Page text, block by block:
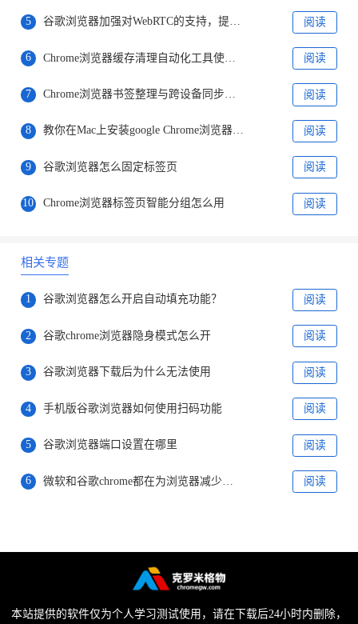
5 谷歌浏览器加强对WebRTC的支持，提升视频通话质量 阅读
6 Chrome浏览器缓存清理自动化工具使用方法 阅读
7 Chrome浏览器书签整理与跨设备同步优化操作 阅读
8 教你在Mac上安装google Chrome浏览器并优化设置 阅读
9 谷歌浏览器怎么固定标签页 阅读
10 Chrome浏览器标签页智能分组怎么用 阅读
相关专题
1 谷歌浏览器怎么开启自动填充功能？ 阅读
2 谷歌chrome浏览器隐身模式怎么开 阅读
3 谷歌浏览器下载后为什么无法使用 阅读
4 手机版谷歌浏览器如何使用扫码功能 阅读
5 谷歌浏览器端口设置在哪里 阅读
6 阅读
本站提供的软件仅为个人学习测试使用，请在下载后24小时内删除，